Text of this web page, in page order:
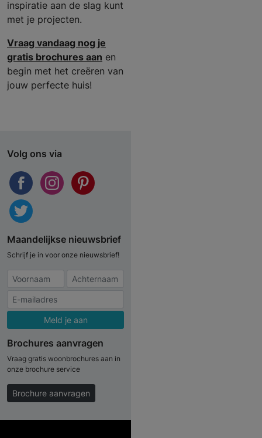
inspiratie aan de slag kunt
met je projecten.
Vraag vandaag nog je
gratis brochures aan en
begin met het creëren van
jouw perfecte huis!
Volg ons via
Maandelijkse nieuwsbrief
Schrijf je in voor onze nieuwsbrief!
Meld je aan
Brochures aanvragen
Vraag gratis woonbrochures aan in
onze brochure service
Brochure aanvragen